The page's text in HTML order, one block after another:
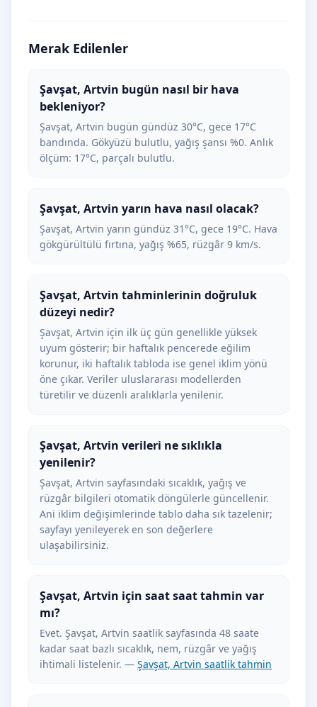
Merak Edilenler
Şavşat, Artvin bugün nasıl bir hava
bekleniyor?
Şavşat, Artvin bugün gündüz 30°C, gece 17°C
bandında. Gökyüzü bulutlu, yağış şansı %0. Anlık
ölçüm: 17°C, parçalı bulutlu.
Şavşat, Artvin yarın hava nasıl olacak?
Şavşat, Artvin yarın gündüz 31°C, gece 19°C. Hava
gökgürültülü fırtına, yağış %65, rüzgâr 9 km/s.
Şavşat, Artvin tahminlerinin doğruluk
düzeyi nedir?
Şavşat, Artvin için ilk üç gün genellikle yüksek
uyum gösterir; bir haftalık pencerede eğilim
korunur, iki haftalık tabloda ise genel iklim yönü
öne çıkar. Veriler uluslararası modellerden
türetilir ve düzenli aralıklarla yenilenir.
Şavşat, Artvin verileri ne sıklıkla
yenilenir?
Şavşat, Artvin sayfasındaki sıcaklık, yağış ve
rüzgâr bilgileri otomatik döngülerle güncellenir.
Ani iklim değişimlerinde tablo daha sık tazelenir;
sayfayı yenileyerek en son değerlere
ulaşabilirsiniz.
Şavşat, Artvin için saat saat tahmin var
mı?
Evet. Şavşat, Artvin saatlik sayfasında 48 saate
kadar saat bazlı sıcaklık, nem, rüzgâr ve yağış
ihtimali listelenir. — Şavşat, Artvin saatlik tahmin